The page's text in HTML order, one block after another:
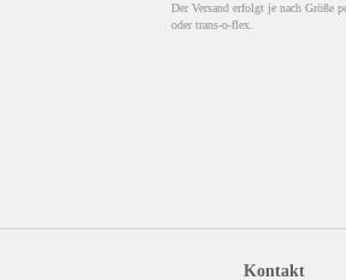
Der Versand erfolgt je nach Größe
oder trans-o-flex.
Kontakt